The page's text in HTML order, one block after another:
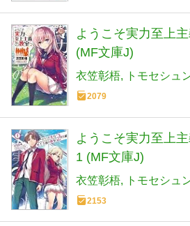
ようこそ実力至上
(MF文庫J)
衣笠彰梧 トモセシュ
2079
ようこそ実力至上
1 (MF文庫J)
衣笠彰梧 トモセシュ
2153